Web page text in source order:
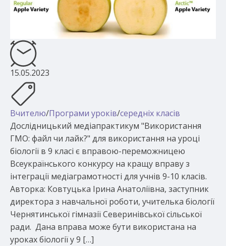
15.05.2023
Вчителю/Програми уроків/середніх класів
Дослідницький медіапрактикум "Використання
ГМО: файл чи лайк?" для використання на уроці
біології в 9 класі є вправою-переможницею
Всеукраїнського конкурсу на кращу вправу з
інтеграції медіаграмотності для учнів 9-10 класів.
Авторка: Ковтуцька Ірина Анатоліївна, заступник
директора з навчальної роботи, учителька біології
Чернятинської гімназії Северинівської сільської
ради. Дана вправа може бути використана на
уроках біології у 9 […]